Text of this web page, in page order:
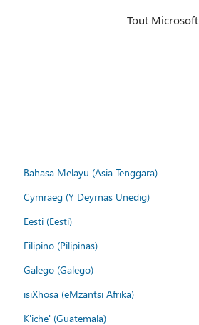
Tout Microsoft
Bahasa Melayu (Asia Tenggara)
Cymraeg (Y Deyrnas Unedig)
Eesti (Eesti)
Filipino (Pilipinas)
Galego (Galego)
isiXhosa (eMzantsi Afrika)
K'iche' (Guatemala)